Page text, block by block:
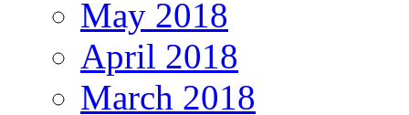
May 2018
April 2018
March 2018